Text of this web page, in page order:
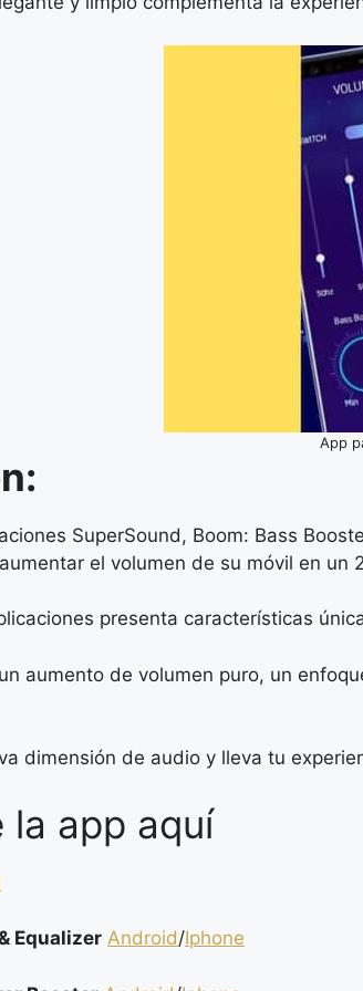
App
SuperSound, Boom: Bass
el volumen de su móvil en un
presenta características
aumento de volumen puro, un
dimensión de audio y lleva tu
la app aquí
Equalizer Android/Iphone